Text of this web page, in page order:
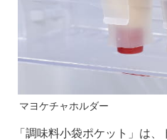
マヨケチャホルダー
「調味料小袋ポケット」は